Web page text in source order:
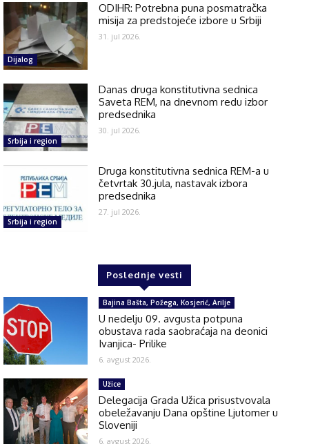
Dijalog
ODIHR: Potrebna puna posmatračka
misija za predstojeće izbore u Srbiji
31. jul 2026.
Srbija i region
Danas druga konstitutivna sednica
Saveta REM, na dnevnom redu izbor
predsednika
30. jul 2026.
Srbija i region
Druga konstitutivna sednica REM-a u
četvrtak 30.jula, nastavak izbora
predsednika
27. jul 2026.
Poslednje vesti
Bajina Bašta, Požega, Kosjerić, Arilje
U nedelju 09. avgusta potpuna
obustava rada saobraćaja na deonici
Ivanjica- Prilike
6. avgust 2026.
Užice
Delegacija Grada Užica prisustvovala
obeležavanju Dana opštine Ljutomer u
Sloveniji
6. avgust 2026.